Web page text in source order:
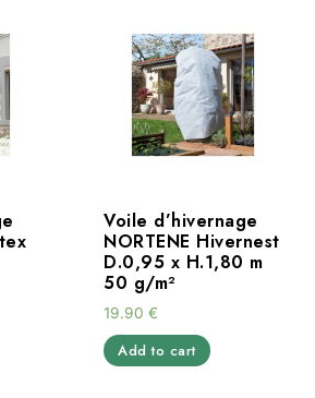
Voile d’hivernage
NORTENE Hivernest
D.0,95 x H.1,80 m
50 g/m²
19.90 €
Add to cart